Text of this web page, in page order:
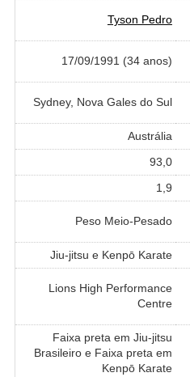
Tyson Pedro
17/09/1991 (34 anos)
Sydney, Nova Gales do Sul
Austrália
93,0
1,9
Peso Meio-Pesado
Jiu-jitsu e Kenpō Karate
Lions High Performance
Centre
Faixa preta em Jiu-jitsu
Brasileiro e Faixa preta em
Kenpō Karate